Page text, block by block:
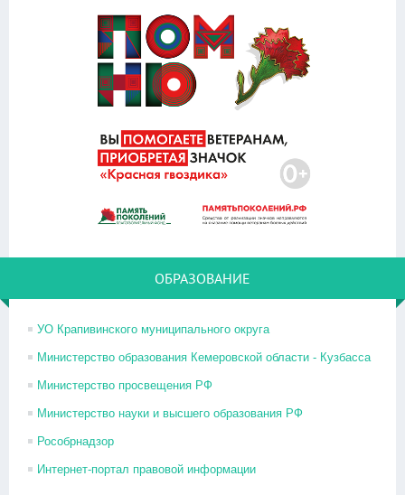
ОБРАЗОВАНИЕ
УО Крапивинского муниципального округа
Министерство образования Кемеровской области - Кузбасса
Министерство просвещения РФ
Министерство науки и высшего образования РФ
Рособрнадзор
Интернет-портал правовой информации